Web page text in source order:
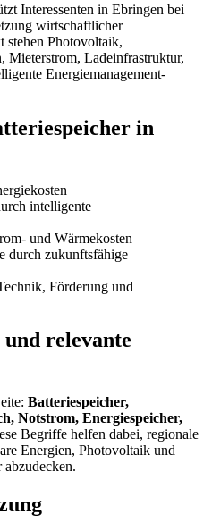
Interessenten in Ebringen bei
wirtschaftlicher
stehen Photovoltaik,
Mieterstrom, Ladeinfrastruktur,
Energiemanagement-
in
intelligente
und Wärmekosten
durch zukunftsfähige
Förderung und
relevante
Batteriespeicher,
Notstrom, Energiespeicher,
Begriffe helfen dabei, regionale
Energien, Photovoltaik und
abzudecken.